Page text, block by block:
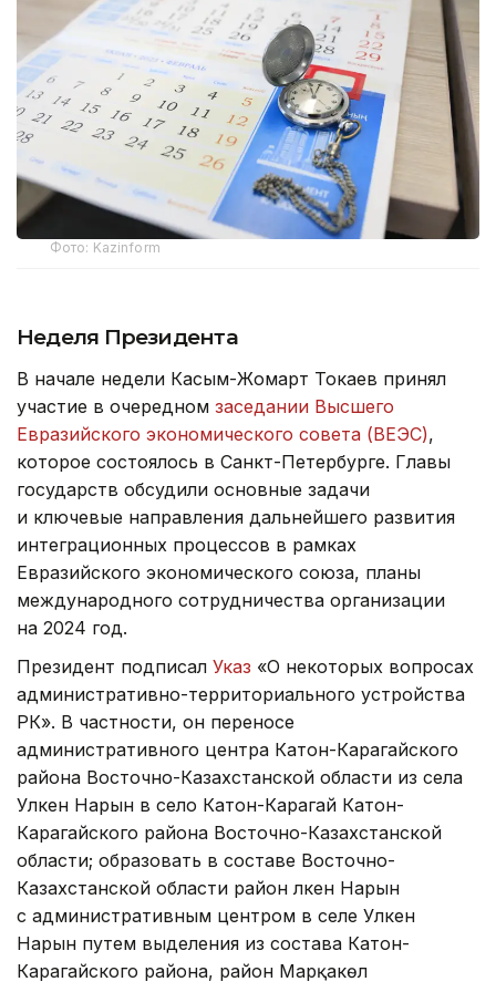
Фото: Kazinform
Неделя Президента
В начале недели Касым-Жомарт Токаев принял
участие в очередном заседании Высшего
Евразийского экономического совета (ВЕЭС),
которое состоялось в Санкт-Петербурге. Главы
государств обсудили основные задачи
и ключевые направления дальнейшего развития
интеграционных процессов в рамках
Евразийского экономического союза, планы
международного сотрудничества организации
на 2024 год.
Президент подписал Указ «О некоторых вопросах
административно-территориального устройства
РК». В частности, он переносе
административного центра Катон-Карагайского
района Восточно-Казахстанской области из села
Улкен Нарын в село Катон-Карагай Катон-
Карагайского района Восточно-Казахстанской
области; образовать в составе Восточно-
Казахстанской области район Үлкен Нарын
с административным центром в селе Улкен
Нарын путем выделения из состава Катон-
Карагайского района, район Марқакөл